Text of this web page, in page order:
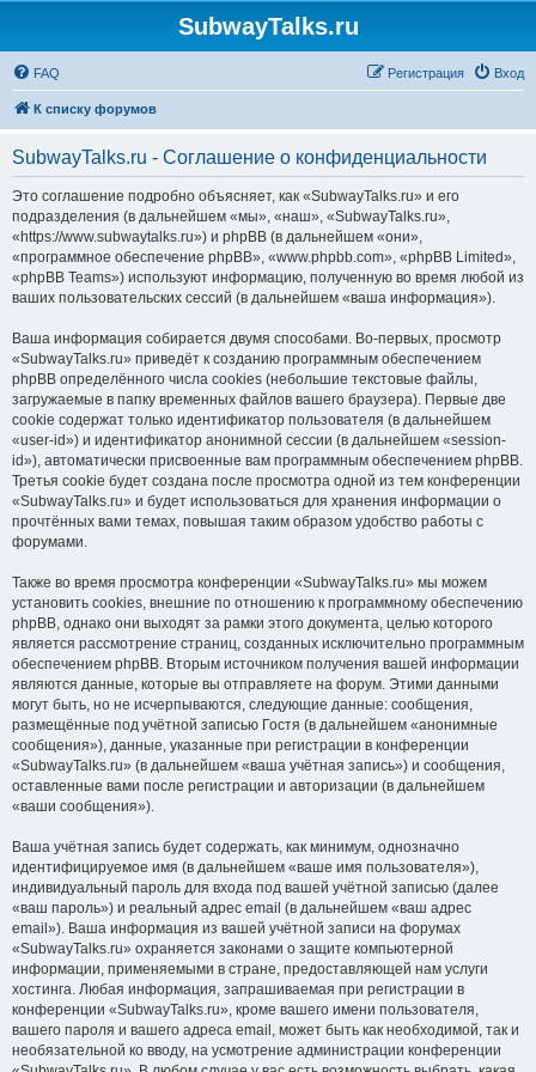
SubwayTalks.ru
FAQ Вход
Регистрация
К списку форумов
SubwayTalks.ru - Соглашение о конфиденциальности
Это соглашение подробно объясняет, как «SubwayTalks.ru» и его
подразделения (в дальнейшем «мы», «наш», «SubwayTalks.ru»,
«https://www.subwaytalks.ru») и phpBB (в дальнейшем «они»,
«программное обеспечение phpBB», «www.phpbb.com», «phpBB Limited»,
«phpBB Teams») используют информацию, полученную во время любой из
ваших пользовательских сессий (в дальнейшем «ваша информация»).
Ваша информация собирается двумя способами. Во-первых, просмотр
«SubwayTalks.ru» приведёт к созданию программным обеспечением
phpBB определённого числа cookies (небольшие текстовые файлы,
загружаемые в папку временных файлов вашего браузера). Первые две
cookie содержат только идентификатор пользователя (в дальнейшем
«user-id») и идентификатор анонимной сессии (в дальнейшем «session-
id»), автоматически присвоенные вам программным обеспечением phpBB.
Третья cookie будет создана после просмотра одной из тем конференции
«SubwayTalks.ru» и будет использоваться для хранения информации о
прочтённых вами темах, повышая таким образом удобство работы с
форумами.
Также во время просмотра конференции «SubwayTalks.ru» мы можем
установить cookies, внешние по отношению к программному обеспечению
phpBB, однако они выходят за рамки этого документа, целью которого
является рассмотрение страниц, созданных исключительно программным
обеспечением phpBB. Вторым источником получения вашей информации
являются данные, которые вы отправляете на форум. Этими данными
могут быть, но не исчерпываются, следующие данные: сообщения,
размещённые под учётной записью Гостя (в дальнейшем «анонимные
сообщения»), данные, указанные при регистрации в конференции
«SubwayTalks.ru» (в дальнейшем «ваша учётная запись») и сообщения,
оставленные вами после регистрации и авторизации (в дальнейшем
«ваши сообщения»).
Ваша учётная запись будет содержать, как минимум, однозначно
идентифицируемое имя (в дальнейшем «ваше имя пользователя»),
индивидуальный пароль для входа под вашей учётной записью (далее
«ваш пароль») и реальный адрес email (в дальнейшем «ваш адрес
email»). Ваша информация из вашей учётной записи на форумах
«SubwayTalks.ru» охраняется законами о защите компьютерной
информации, применяемыми в стране, предоставляющей нам услуги
хостинга. Любая информация, запрашиваемая при регистрации в
конференции «SubwayTalks.ru», кроме вашего имени пользователя,
вашего пароля и вашего адреса email, может быть как необходимой, так и
необязательной ко вводу, на усмотрение администрации конференции